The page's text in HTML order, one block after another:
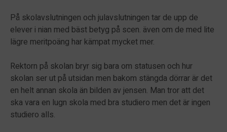
På skolavslutningen och julavslutningen tar de upp de
elever i nian med bäst betyg på scen. även om de med lite
lägre meritpoäng har kämpat mycket mer.
Rektorn på skolan bryr sig bara om statusen och hur
skolan ser ut på utsidan men bakom stängda dörrar är det
en helt annan skola än bilden av jensen. Man tror att det
ska vara en lugn skola med bra studiero men det är ingen
studiero alls.